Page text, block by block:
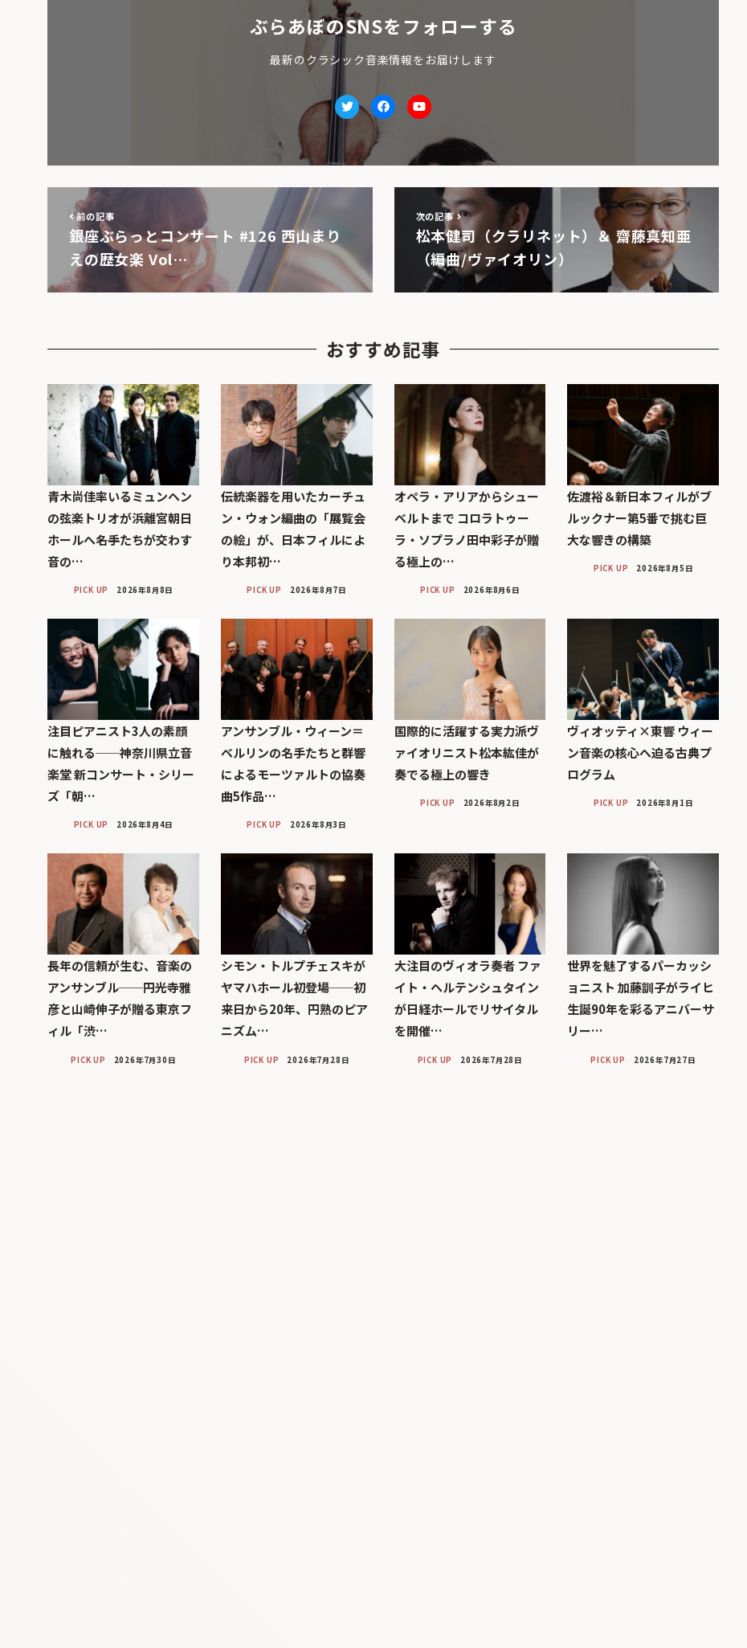
ぶらあぼのSNSをフォローする
最新のクラシック音楽情報をお届けします
TwitterfacebookYoutube
前の記事
銀座ぶらっとコンサート #126 西山まり
えの歴女楽 Vol…
次の記事
松本健司（クラリネット）＆ 齋藤真知亜
（編曲/ヴァイオリン）
おすすめ記事
青木尚佳率いるミュンヘン
の弦楽トリオが浜離宮朝日
ホールへ――名手たちが交わす
音の…
PICK UP 2026年8月8日
伝統楽器を用いたカーチュ
ン・ウォン編曲の「展覧会
の絵」が、日本フィルによ
り本邦初…
PICK UP 2026年8月7日
オペラ・アリアからシュー
ベルトまで コロラトゥー
ラ・ソプラノ田中彩子が贈
る極上の…
PICK UP 2026年8月6日
佐渡裕＆新日本フィルがブ
ルックナー第5番で挑む巨
大な響きの構築
PICK UP 2026年8月5日
注目ピアニスト3人の素顔
に触れる──神奈川県立音
楽堂 新コンサート・シリー
ズ「朝…
PICK UP 2026年8月4日
アンサンブル・ウィーン＝
ベルリンの名手たちと群響
によるモーツァルトの協奏
曲5作品…
PICK UP 2026年8月3日
国際的に活躍する実力派ヴ
ァイオリニスト松本紘佳が
奏でる極上の響き
PICK UP 2026年8月2日
ヴィオッティ×東響 ウィー
ン音楽の核心へ迫る古典プ
ログラム
PICK UP 2026年8月1日
長年の信頼が生む、音楽の
アンサンブル──円光寺雅
彦と山崎伸子が贈る東京フ
ィル「渋…
PICK UP 2026年7月30日
シモン・トルプチェスキが
ヤマハホール初登場──初
来日から20年、円熟のピア
ニズム…
PICK UP 2026年7月28日
大注目のヴィオラ奏者 ファ
イト・ヘルテンシュタイン
が日経ホールでリサイタル
を開催…
PICK UP 2026年7月28日
世界を魅了するパーカッシ
ョニスト 加藤訓子がライヒ
生誕90年を彩るアニバーサ
リー…
PICK UP 2026年7月27日